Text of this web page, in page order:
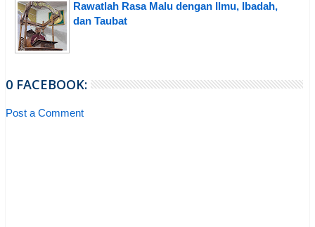
Rawatlah Rasa Malu dengan Ilmu, Ibadah,
dan Taubat
0 FACEBOOK:
Post a Comment